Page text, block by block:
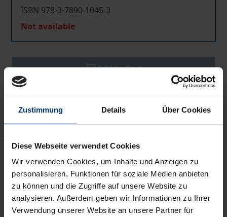
Zustimmung Details Über Cookies
Diese Webseite verwendet Cookies
Wir verwenden Cookies, um Inhalte und Anzeigen zu
personalisieren, Funktionen für soziale Medien anbieten
zu können und die Zugriffe auf unsere Website zu
analysieren. Außerdem geben wir Informationen zu Ihrer
Verwendung unserer Website an unsere Partner für
ISBN 978-3-7890-1045-3
Not available
Add to Cart
Add to Wish List
Delivery cost notice
Bibliographical data
Edition
1